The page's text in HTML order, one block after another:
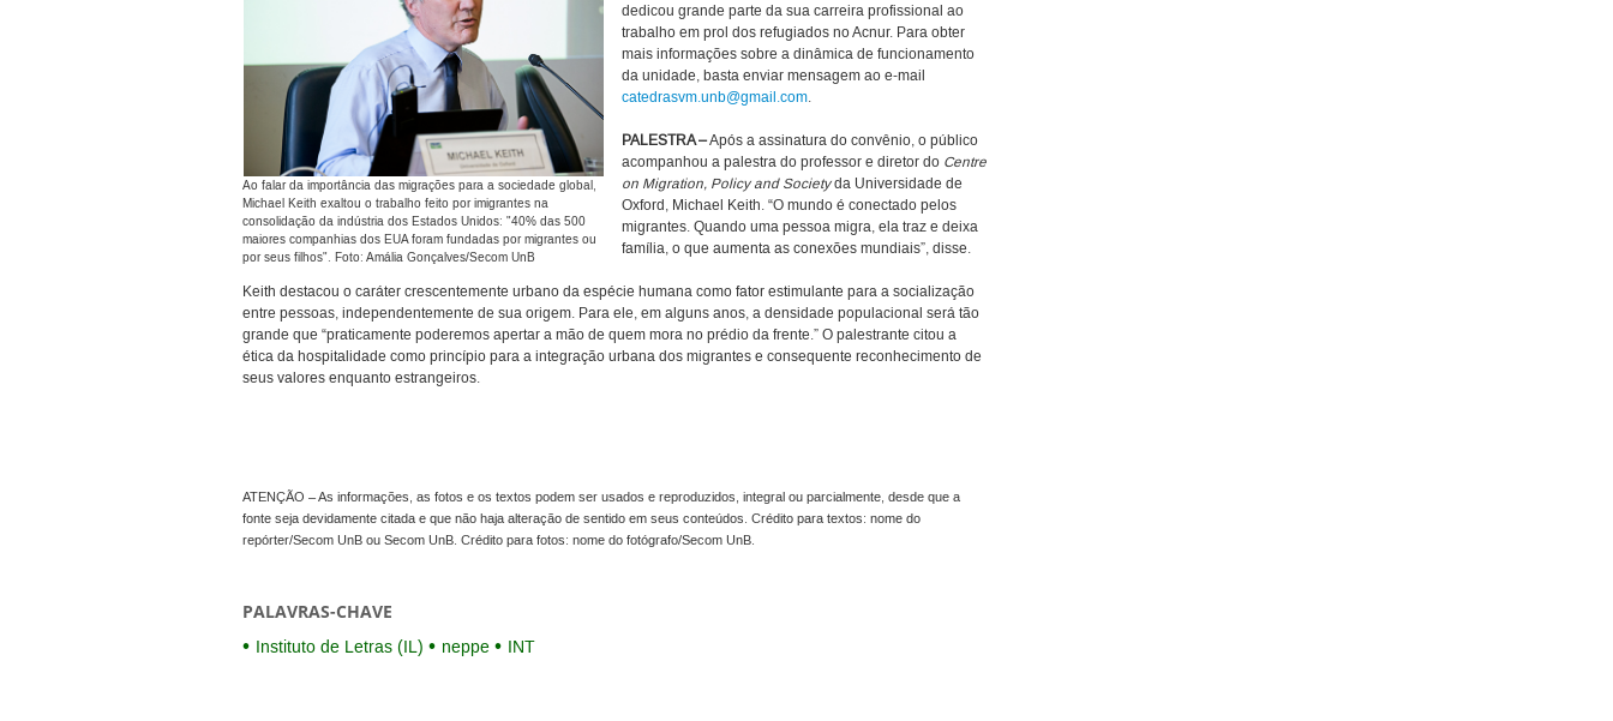
Ao falar da importância das migrações para a sociedade global,
Michael Keith exaltou o trabalho feito por imigrantes na
consolidação da indústria dos Estados Unidos: "40% das 500
maiores companhias dos EUA foram fundadas por migrantes ou
por seus filhos". Foto: Amália Gonçalves/Secom UnB
dedicou grande parte da sua carreira profissional ao
trabalho em prol dos refugiados no Acnur. Para obter
mais informações sobre a dinâmica de funcionamento
da unidade, basta enviar mensagem ao e-mail
catedrasvm.unb@gmail.com.
PALESTRA –Após a assinatura do convênio, o público
acompanhou a palestra do professor e diretor do Centre
on Migration, Policy and Societyda Universidade de
Oxford, Michael Keith. “O mundo é conectado pelos
migrantes. Quando uma pessoa migra, ela traz e deixa
família, o que aumenta as conexões mundiais”, disse.
Keith destacou o caráter crescentemente urbano da espécie humana como fator estimulante para a socialização
entre pessoas, independentemente de sua origem. Para ele, em alguns anos, a densidade populacional será tão
grande que “praticamente poderemos apertar a mão de quem mora no prédio da frente.” O palestrante citou a
ética da hospitalidade como princípio para a integração urbana dos migrantes e consequente reconhecimento de
seus valores enquanto estrangeiros.
ATENÇÃO – As informações, as fotos e os textos podem ser usados e reproduzidos, integral ou parcialmente, desde que a
fonte seja devidamente citada e que não haja alteração de sentido em seus conteúdos. Crédito para textos: nome do
repórter/Secom UnB ou Secom UnB. Crédito para fotos: nome do fotógrafo/Secom UnB.
PALAVRAS-CHAVE
Instituto de Letras (IL) neppe INT